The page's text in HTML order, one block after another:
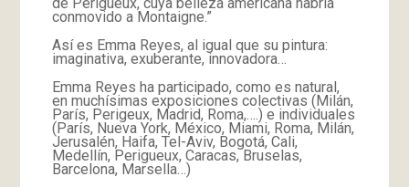
conmovido a Montaigne.”
Así es Emma Reyes, al igual que su pintura:
imaginativa, exuberante, innovadora…
Emma Reyes ha participado, como es natural,
en muchísimas exposiciones colectivas (Milán,
París, Perigeux, Madrid, Roma,….) e individuales
(París, Nueva York, México, Miami, Roma, Milán,
Jerusalén, Haifa, Tel-Aviv, Bogotá, Cali,
Medellín, Perigueux, Caracas, Bruselas,
Barcelona, Marsella…)